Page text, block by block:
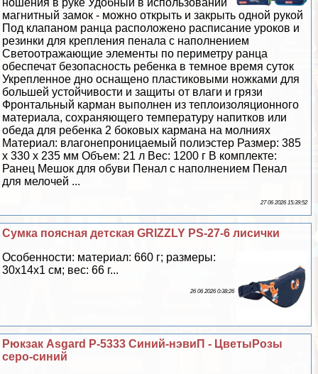
ношения в руке Удобный в использовании
магнитный замок - можно открыть и закрыть одной рукой
Под клапаном ранца расположено расписание уроков и
резинки для крепления пенала с наполнением
Светоотражающие элементы по периметру ранца
обеспечат безопасность ребенка в темное время суток
Укрепленное дно оснащено пластиковыми ножками для
большей устойчивости и защиты от влаги и грязи
Фронтальный карман выполнен из теплоизоляционного
материала, сохраняющего температуру напитков или
обеда для ребенка 2 боковых кармана на молниях
Материал: влагонепроницаемый полиэстер Размер: 385
х 330 х 235 мм Объем: 21 л Вес: 1200 г В комплекте:
Ранец Мешок для обуви Пенал с наполнением Пенал
для мелочей ...
27 06 2026 15:39:52
Сумка поясная детская GRIZZLY PS-27-6 лисички
Особенности: материал: 660 г; размеры:
30х14х1 см; вес: 66 г...
26 06 2026 0:38:26
Рюкзак Asgard Р-5333 Синий-нэвиП - ЦветыРозы
серо-синий